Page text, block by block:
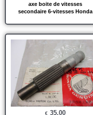
axe boite de vitesses
secondaire 6-vitesses Honda
€ 35,00